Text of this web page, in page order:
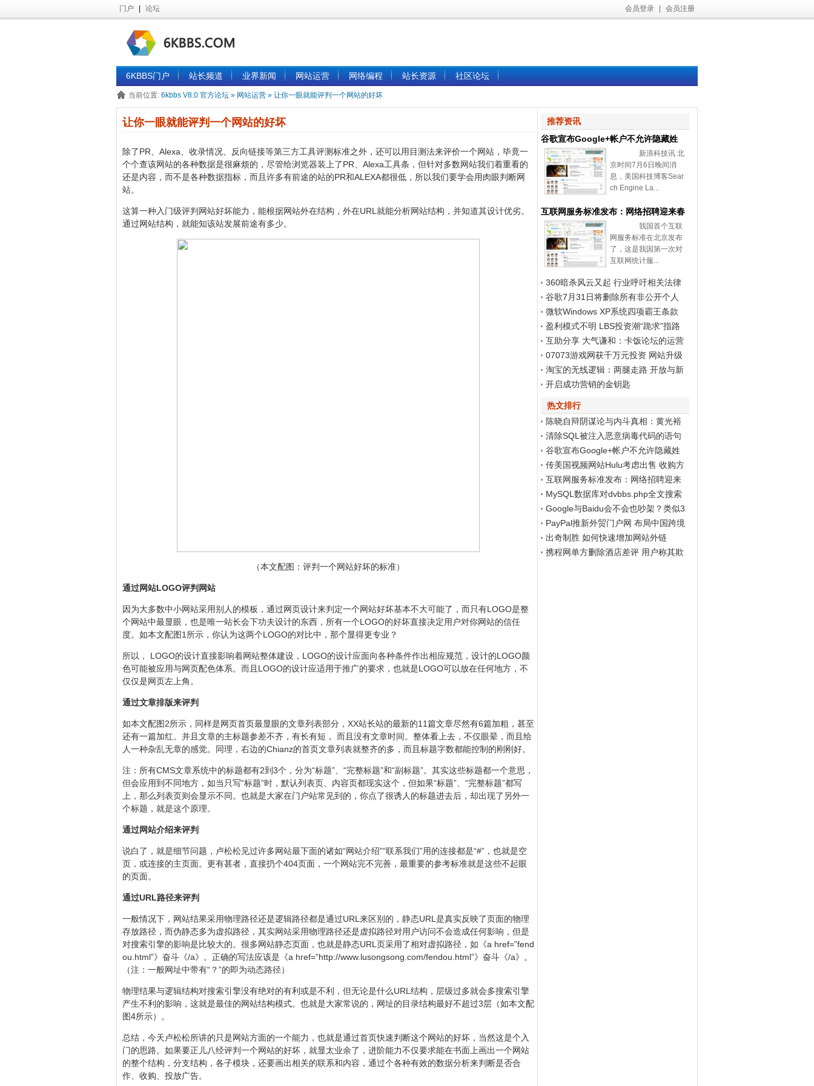
门户 论坛 会员登录 会员注册
6KBBS门户 站长频道 业界新闻 网站运营 网络编程 站长资源 社区论坛
当前位置: 6kbbs V8.0 官方论坛 » 网站运营 » 让你一眼就能评判一个网站的好坏
让你一眼就能评判一个网站的好坏
除了PR、Alexa、收录情况、反向链接等第三方工具评测标准之外，还可以用目测法来评价一个网站，毕竟一
个个查该网站的各种数据是很麻烦的，尽管给浏览器装上了PR、Alexa工具条，但针对多数网站我们着重看的
还是内容，而不是各种数据指标，而且许多有前途的站的PR和ALEXA都很低，所以我们要学会用肉眼判断网
站。
这算一种入门级评判网站好坏能力，能根据网站外在结构，外在URL就能分析网站结构，并知道其设计优劣。
通过网站结构，就能知该站发展前途有多少。
（本文配图：评判一个网站好坏的标准）
通过网站LOGO评判网站
因为大多数中小网站采用别人的模板，通过网页设计来判定一个网站好坏基本不大可能了，而只有LOGO是整
个网站中最显眼，也是唯一站长会下功夫设计的东西，所有一个LOGO的好坏直接决定用户对你网站的信任
度。如本文配图1所示，你认为这两个LOGO的对比中，那个显得更专业？
所以， LOGO的设计直接影响着网站整体建设，LOGO的设计应面向各种条件作出相应规范，设计的LOGO颜
色可能被应用与网页配色体系。而且LOGO的设计应适用于推广的要求，也就是LOGO可以放在任何地方，不
仅仅是网页左上角。
通过文章排版来评判
如本文配图2所示，同样是网页首页最显眼的文章列表部分，XX站长站的最新的11篇文章尽然有6篇加粗，甚至
还有一篇加红。并且文章的主标题参差不齐，有长有短， 而且没有文章时间。整体看上去，不仅眼晕，而且给
人一种杂乱无章的感觉。同理，右边的Chianz的首页文章列表就整齐的多，而且标题字数都能控制的刚刚好。
注：所有CMS文章系统中的标题都有2到3个，分为“标题”、“完整标题”和“副标题”。其实这些标题都一个意思，
但会应用到不同地方，如当只写“标题”时，默认列表页、内容页都现实这个，但如果“标题”、“完整标题”都写
上，那么列表页则会显示不同。也就是大家在门户站常见到的，你点了很诱人的标题进去后，却出现了另外一
个标题，就是这个原理。
通过网站介绍来评判
说白了，就是细节问题，卢松松见过许多网站最下面的诸如“网站介绍”“联系我们”用的连接都是“#”，也就是空
页，或连接的主页面。更有甚者，直接扔个404页面，一个网站完不完善，最重要的参考标准就是这些不起眼
的页面。
通过URL路径来评判
一般情况下，网站结果采用物理路径还是逻辑路径都是通过URL来区别的，静态URL是真实反映了页面的物理
存放路径，而伪静态多为虚拟路径，其实网站采用物理路径还是虚拟路径对用户访问不会造成任何影响，但是
对搜索引擎的影响是比较大的。很多网站静态页面，也就是静态URL页采用了相对虚拟路径，如《a href=”fend
ou.html”》奋斗《/a》。正确的写法应该是《a href=”http://www.lusongsong.com/fendou.html”》奋斗《/a》。
（注：一般网址中带有“？”的即为动态路径）
物理结果与逻辑结构对搜索引擎没有绝对的有利或是不利，但无论是什么URL结构，层级过多就会多搜索引擎
产生不利的影响，这就是最佳的网站结构模式。也就是大家常说的，网址的目录结构最好不超过3层（如本文配
图4所示）。
总结，今天卢松松所讲的只是网站方面的一个能力，也就是通过首页快速判断这个网站的好坏，当然这是个入
门的思路。如果要正儿八经评判一个网站的好坏，就显太业余了，进阶能力不仅要求能在书面上画出一个网站
的整个结构，分支结构，各子模块，还要画出相关的联系和内容，通过个各种有效的数据分析来判断是否合
作、收购、投放广告。
推荐资讯
谷歌宣布Google+帐户不允许隐藏姓
名和性别
新浪科技讯 北
京时间7月6日晚间消
息，美国科技博客Sear
ch Engine La...
互联网服务标准发布：网络招聘迎来春
天
我国首个互联
网服务标准在北京发布
了，这是我国第一次对
互联网统计服...
360暗杀风云又起 行业呼吁相关法律
尽快出台
谷歌7月31日将删除所有非公开个人
资料页面
微软Windows XP系统四项霸王条款
被判无效
盈利模式不明 LBS投资潮“跪求”指路
标互助分享 大气谦和：卡饭论坛的运营
之道
07073游戏网获千万元投资 网站升级
Discuz! X2再度发力
淘宝的无线逻辑：两腿走路 开放与新
商业生态
开启成功营销的金钥匙
热文排行
陈晓自辩阴谋论与内斗真相：黄光裕
智商高
清除SQL被注入恶意病毒代码的语句
谷歌宣布Google+帐户不允许隐藏姓
名和性别
传美国视频网站Hulu考虑出售 收购方
非谷歌
互联网服务标准发布：网络招聘迎来
春天
MySQL数据库对dvbbs.php全文搜索
的完全分析
Google与Baidu会不会也吵架？类似3
60与腾讯...
PayPal推新外贸门户网 布局中国跨境
电子商务
出奇制胜 如何快速增加网站外链
携程网单方删除酒店差评 用户称其欺